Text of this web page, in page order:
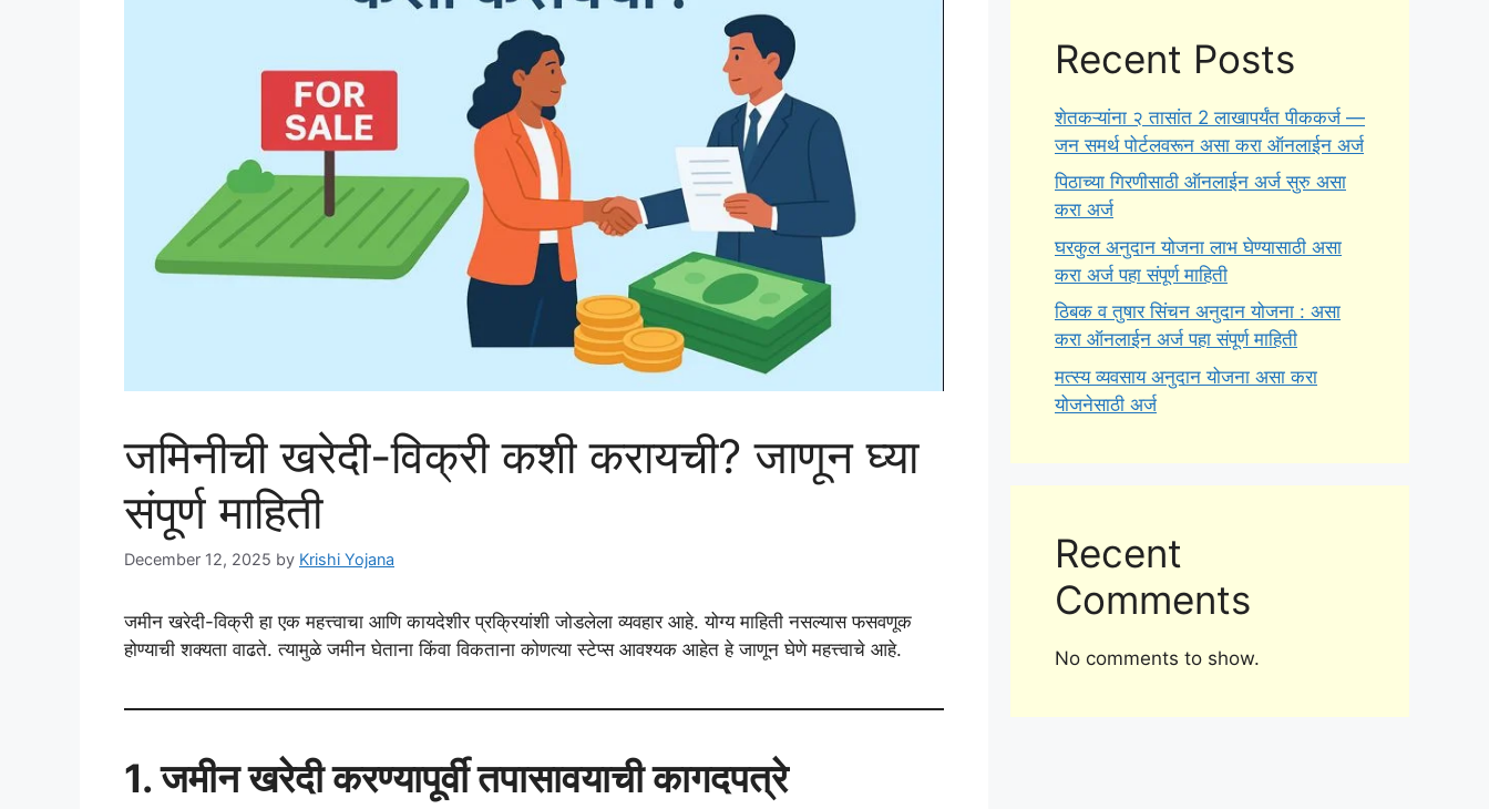
जमिनीची खरेदी-विक्री कशी करायची? जाणून घ्या
संपूर्ण माहिती
December 12, 2025 by Krishi Yojana
जमीन खरेदी-विक्री हा एक महत्त्वाचा आणि कायदेशीर प्रक्रियांशी जोडलेला व्यवहार आहे. योग्य माहिती नसल्यास फसवणूक
होण्याची शक्यता वाढते. त्यामुळे जमीन घेताना किंवा विकताना कोणत्या स्टेप्स आवश्यक आहेत हे जाणून घेणे महत्त्वाचे आहे.
1. जमीन खरेदी करण्यापूर्वी तपासावयाची कागदपत्रे
Recent Posts
शेतकऱ्यांना २ तासांत 2 लाखापर्यंत पीककर्ज —
जन समर्थ पोर्टलवरून असा करा ऑनलाईन अर्ज
पिठाच्या गिरणीसाठी ऑनलाईन अर्ज सुरु असा
करा अर्ज
घरकुल अनुदान योजना लाभ घेण्यासाठी असा
करा अर्ज पहा संपूर्ण माहिती
ठिबक व तुषार सिंचन अनुदान योजना : असा
करा ऑनलाईन अर्ज पहा संपूर्ण माहिती
मत्स्य व्यवसाय अनुदान योजना असा करा
योजनेसाठी अर्ज
Recent
Comments
No comments to show.